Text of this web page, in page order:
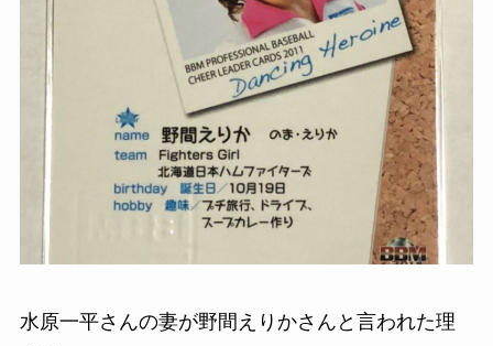
水原一平さんの妻が野間えりかさんと言われた理